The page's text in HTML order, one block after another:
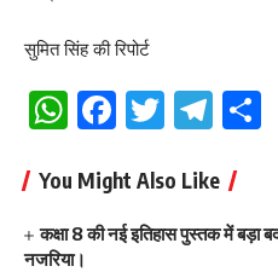
सुमित सिंह की रिपोर्ट
WhatsApp
Facebook
Twitter
You Might Also Like
कक्षा 8 की नई इतिहास पुस्तक में बड़ा
नजरिया।